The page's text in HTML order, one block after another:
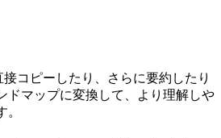
接コピーしたり、さらに要約したり
ドマップに変換して、より理解しや